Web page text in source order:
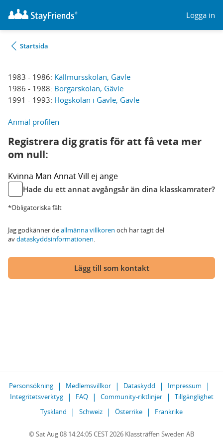
Logga in
Startsida
1983 - 1986: Källmursskolan, Gävle
1986 - 1988: Borgarskolan, Gävle
1991 - 1993: Högskolan i Gävle, Gävle
Anmäl profilen
Registrera dig gratis för att få veta mer
om null:
Kvinna Man AnnatVill ej ange
Hade du ett annat avgångsår än dina klasskamrater?
*Obligatoriska fält
Jag godkänner deallmänna villkoren och har tagit del
avdataskyddsinformationen.
Lägg till som kontakt
Personsökning Medlemsvillkor Dataskydd
Impressum
Integritetsverktyg
FAQ Community-riktlinjer
Tillgänglighet
Tyskland
Schweiz Österrike Frankrike
© Sat Aug 08 14:24:05 CEST 2026 Klassträffen Sweden AB